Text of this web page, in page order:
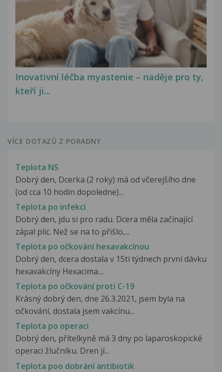
Inovativní léčba myastenie – naděje pro ty,
kteří ji...
VÍCE DOTAZŮ Z PORADNY
Teplota NS
Dobrý den, Dcerka (2 roky) má od včerejšího dne
(od cca 10 hodin dopoledne)...
Teplota po infekci
Dobrý den, jdu si pro radu. Dcera měla začínající
zápal plic. Než se na to přišlo,...
Teplota po očkování hexavakcínou
Dobrý den, dcera dostala v 15ti týdnech první dávku
hexavakcíny Hexacima....
Teplota po očkování proti C-19
Krásný dobrý den, dne 26.3.2021, jsem byla na
očkování, dostala jsem vakcínu...
Teplota po operaci
Dobrý den, přítelkyně má 3 dny po laparoskopické
operaci žlučníku. Dren jí...
Teplota poo dobrání antibiotik